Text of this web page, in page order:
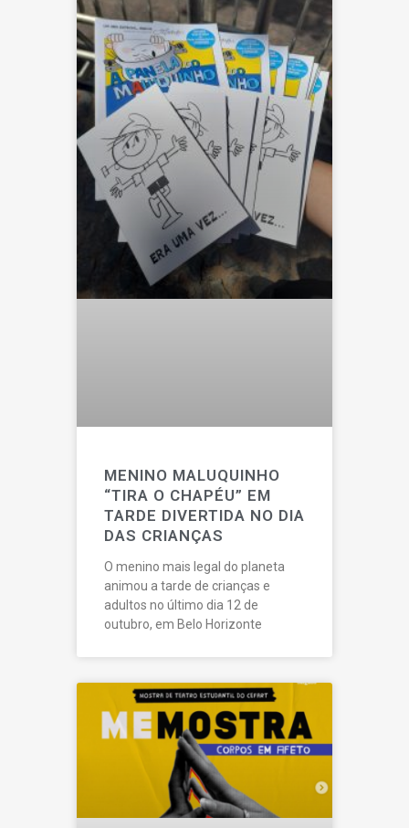
MENINO MALUQUINHO
“TIRA O CHAPÉU” EM
TARDE DIVERTIDA NO DIA
DAS CRIANÇAS
O menino mais legal do planeta
animou a tarde de crianças e
adultos no último dia 12 de
outubro, em Belo Horizonte